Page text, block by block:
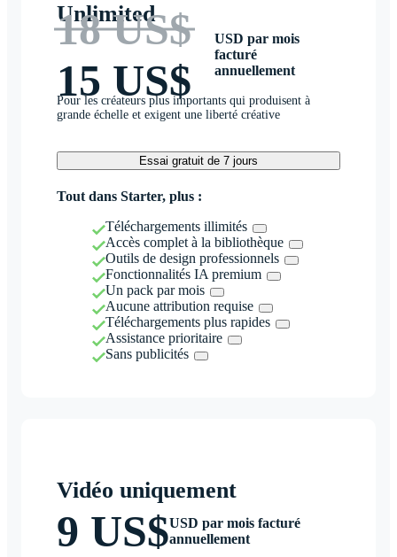
Unlimited
18 US$
15 US$
USD par mois
facturé
annuellement
Pour les créateurs plus importants qui produisent à
grande échelle et exigent une liberté créative
Essai gratuit de 7 jours
Tout dans Starter, plus :
Téléchargements illimités
Accès complet à la bibliothèque
Outils de design professionnels
Fonctionnalités IA premium
Un pack par mois
Aucune attribution requise
Téléchargements plus rapides
Assistance prioritaire
Sans publicités
Vidéo uniquement
9 US$USD par mois facturé
annuellement